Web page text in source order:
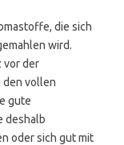
die sich
wird.
vor der
den vollen
gute
deshalb
oder sich gut mit